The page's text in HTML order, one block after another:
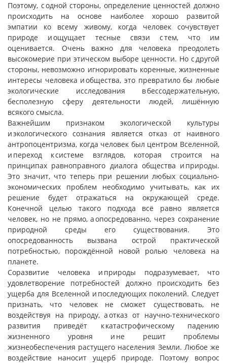
Поэтому, с одной стороны, определение ценностей должно
происходить на основе наиболее хорошо развитой
эмпатии ко всему живому, когда человек сочувствует
природе и ощущает тесные связи с тем, что им
оценивается. Очень важно для человека преодолеть
высокомерие при этическом выборе ценности. Но с другой
стороны, невозможно игнорировать коренные, жизненные
интересы человека и общества, это превратило бы любые
экологические исследования в бессодержательную,
бесполезную сферу деятельности людей, лишённую
всякого смысла.
Важнейшим признаком экологической культуры
и экологического сознания является отказ от наивного
антропоцентризма, когда человек был центром Вселенной,
и переход к системе взглядов, которая строится на
принципах равноправного диалога общества и природы.
Это значит, что теперь при решении любых социально-
экономических проблем необходимо учитывать, как их
решение будет отражаться на окружающей среде.
Конечной целью такого подхода всё равно является
человек, но не прямо, а опосредованно, через сохранение
природной среды его существования. Это
опосредованность вызвана острой практической
потребностью, порождённой новой ролью человека на
планете.
Соразвитие человека и природы подразумевает, что
удовлетворение потребностей должно происходить без
ущерба для Вселенной и последующих поколений. Следует
признать, что человек не сможет существовать, не
воздействуя на природу, а отказ от научно-технического
развития приведёт к катастрофическому падению
жизненного уровня и не решит проблемы
жизнеобеспечения растущего населения Земли. Любое же
воздействие наносит ущерб природе. Поэтому вопрос